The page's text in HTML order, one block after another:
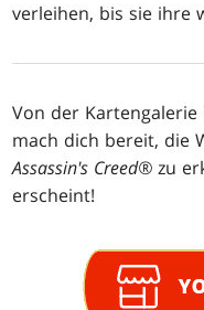
verleihen, bis sie ihre
Von der
mach dich bereit, die
Assassin's Creed® zu
erscheint!